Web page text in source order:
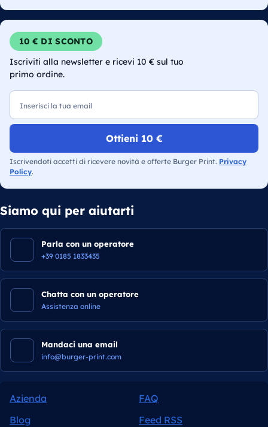
10 € DI SCONTO
Iscriviti alla newsletter e ricevi 10 € sul tuo
primo ordine.
Ottieni 10 €
Iscrivendoti accetti di ricevere novità e offerte Burger Print. Privacy
Policy.
Siamo qui per aiutarti
Parla con un operatore
+39 0185 1833435
Chatta con un operatore
Assistenza online
Mandaci una email
info@burger-print.com
Azienda
FAQ
Blog
Feed RSS